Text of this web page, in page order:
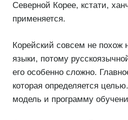
Северной Корее, кстати,
применяется.
Корейский совсем не похож
языки, потому
его особенно сложно.
которая определяется
модель и программу